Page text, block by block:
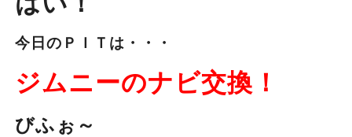
今日のＰＩＴは・・・
ジムニーのナビ交換！
びふぉ～